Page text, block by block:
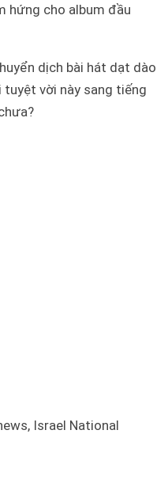
hứng cho album đầu
dịch bài hát dạt dào
vời này sang tiếng
Israel National